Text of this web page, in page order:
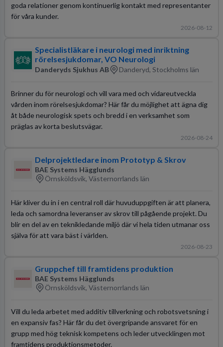
goda relationer genom kontinuerlig kontakt med representanter
för våra kunder.
2026-08-12
Specialistläkare i neurologi med inriktning
rörelsesjukdomar, VO Neurologi
Danderyds Sjukhus AB Danderyd, Stockholms län
Brinner du för neurologi och vill vara med och vidareutveckla
vården inom rörelsesjukdomar? Här får du möjlighet att ägna dig
åt både neurologisk spets och bredd i en verksamhet som
präglas av korta beslutsvägar.
2026-08-24
Delprojektledare inom Prototyp & Skrov
BAE Systems Hägglunds
Örnsköldsvik, Västernorrlands län
Här kliver du in i en central roll där huvuduppgiften är att planera,
leda och samordna leveranser av skrov till pågående projekt. Du
blir en del av en teknikledande miljö där vi hela tiden utmanar oss
själva för att vara bäst i världen.
2026-08-23
Gruppchef till framtidens produktion
BAE Systems Hägglunds
Örnsköldsvik, Västernorrlands län
Vill du leda arbetet med additiv tillverkning och robotsvetsning i
en expansiv fas? Här får du det övergripande ansvaret för en
grupp med hög teknisk kompetens och leder utvecklingen mot
framtidens produktionsmetoder.